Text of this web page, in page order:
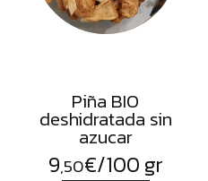
Piña BIO
deshidratada sin
azucar
9,50€/100 gr